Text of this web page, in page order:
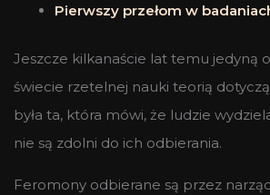
Pierwszy przełom w
Jeszcze kilkanaście lat temu jedyną
świecie rzetelnej nauki teorią
była ta, która mówi, że ludzie
nie są zdolni do ich odbierania.
Feromony odbierane są przez